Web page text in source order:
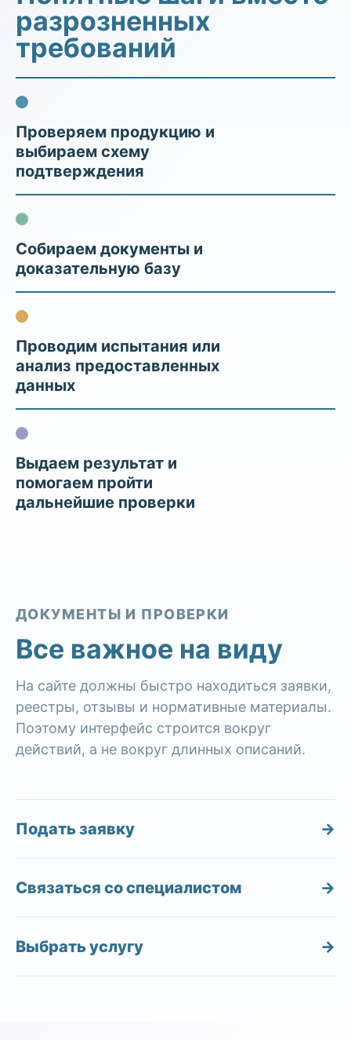
разрозненных
требований
Проверяем продукцию и
выбираем схему
подтверждения
Собираем документы и
доказательную базу
Проводим испытания или
анализ предоставленных
данных
Выдаем результат и
помогаем пройти
дальнейшие проверки
ДОКУМЕНТЫ И ПРОВЕРКИ
Все важное на виду
На сайте должны быстро находиться заявки,
реестры, отзывы и нормативные материалы.
Поэтому интерфейс строится вокруг
действий, а не вокруг длинных описаний.
Подать заявку →
Связаться со специалистом →
Выбрать услугу →